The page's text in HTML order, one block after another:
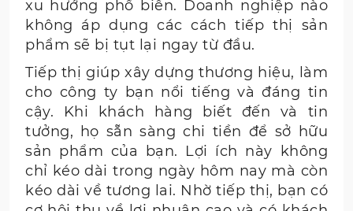
xu hướng phổ biến. Doanh nghiệp nào
không áp dụng các cách tiếp thị sản
phẩm sẽ bị tụt lại ngay từ đầu.
Tiếp thị giúp xây dựng thương hiệu, làm
cho công ty bạn nổi tiếng và đáng tin
cậy. Khi khách hàng biết đến và tin
tưởng, họ sẵn sàng chi tiền để sở hữu
sản phẩm của bạn. Lợi ích này không
chỉ kéo dài trong ngày hôm nay mà còn
kéo dài về tương lai. Nhờ tiếp thị, bạn có